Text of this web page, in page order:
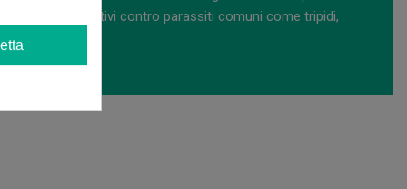
protocolli preventivi contro parassiti comuni come tripidi,